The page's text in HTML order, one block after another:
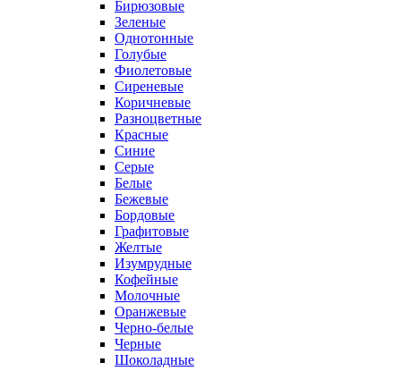
Бирюзовые
Зеленые
Однотонные
Голубые
Фиолетовые
Сиреневые
Коричневые
Разноцветные
Красные
Синие
Серые
Белые
Бежевые
Бордовые
Графитовые
Желтые
Изумрудные
Кофейные
Молочные
Оранжевые
Черно-белые
Черные
Шоколадные